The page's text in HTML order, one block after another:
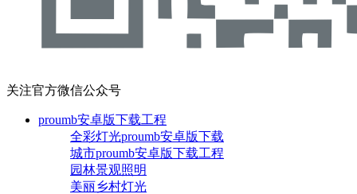
关注官方微信公众号
proumb安卓版下载工程
全彩灯光proumb安卓版下载
城市proumb安卓版下载工程
园林景观照明
美丽乡村灯光